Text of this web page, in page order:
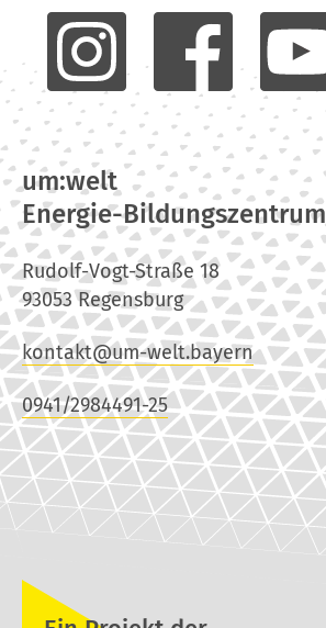
um:welt
Energie-Bildungszentrum
Rudolf-Vogt-Straße 18
93053 Regensburg
kontakt@um-welt.bayern
0941/2984491-25